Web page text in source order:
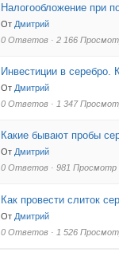
Налогообложение при
От Дмитрий
0 Ответов · 2 166
Инвестиции в серебро.
От Дмитрий
0 Ответов · 1 347
Какие бывают пробы
От Дмитрий
0 Ответов · 981 Просмотр
Как провести слиток
От Дмитрий
0 Ответов · 1 526